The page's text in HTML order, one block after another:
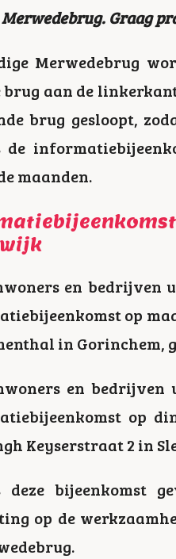
Graag
Merwedebrug
aan de
brug gesloopt,
de
maanden.
en bedrijven
op
in Gorinchem,
en bedrijven
op
Keyserstraat 2 in
deze bijeenkomst
op de